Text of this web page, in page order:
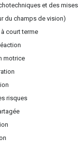
et des
du champs de vision)
court terme
motrice
risques